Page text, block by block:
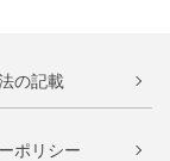
の記載
ポリシー